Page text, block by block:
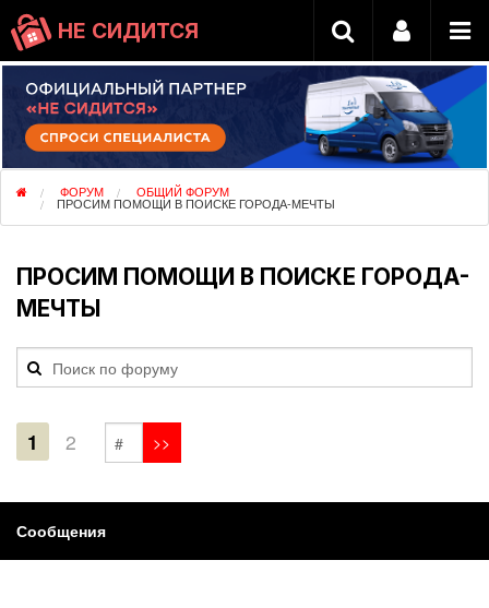
НЕ СИДИТСЯ
ФОРУМ ОБЩИЙ ФОРУМ
ПРОСИМ ПОМОЩИ В ПОИСКЕ ГОРОДА-МЕЧТЫ
ПРОСИМ ПОМОЩИ В ПОИСКЕ ГОРОДА-
МЕЧТЫ
1 2
Сообщения